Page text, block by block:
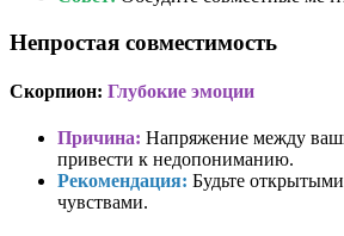
Непростая совместимость
Скорпион: Глубокие эмоции
Причина: Напряжение между
привести к недопониманию.
Рекомендация: Будьте
чувствами.